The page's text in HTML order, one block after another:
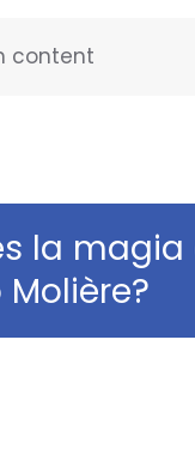
content
la magia